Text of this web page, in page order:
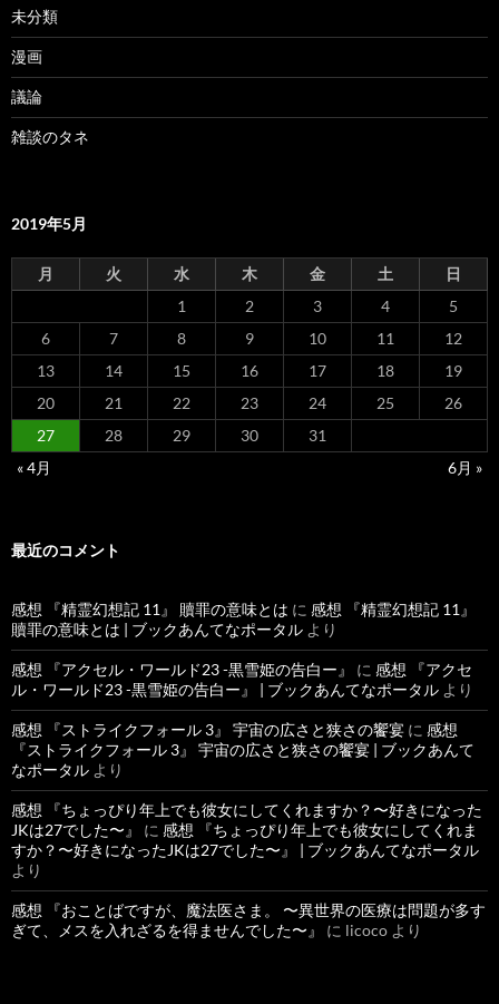
未分類
漫画
議論
雑談のタネ
2019年5月
月 火 水 木 金 土
日
1
2 3 4
5
6
7 8 9 10 11
12
13
14 15 16 17 18
19
20
21 22 23 24 25
26
27
28 29 30
31
« 4月
6月 »
最近のコメント
感想 『精霊幻想記 11』 贖罪の意味とは に 感想 『精霊幻想記 11』
贖罪の意味とは | ブックあんてなポータル より
感想 『アクセル・ワールド23 -黒雪姫の告白ー』 に 感想 『アクセ
ル・ワールド23 -黒雪姫の告白ー』 | ブックあんてなポータル より
感想 『ストライクフォール 3』 宇宙の広さと狭さの饗宴 に 感想
『ストライクフォール 3』 宇宙の広さと狭さの饗宴 | ブックあんて
なポータル より
感想 『ちょっぴり年上でも彼女にしてくれますか？〜好きになった
JKは27でした〜』
に 感想 『ちょっぴり年上でも彼女にしてくれま
すか？〜好きになったJKは27でした〜』 | ブックあんてなポータル
より
感想 『おことばですが、魔法医さま。 〜異世界の医療は問題が多す
ぎて、メスを入れざるを得ませんでした〜』
に licoco より